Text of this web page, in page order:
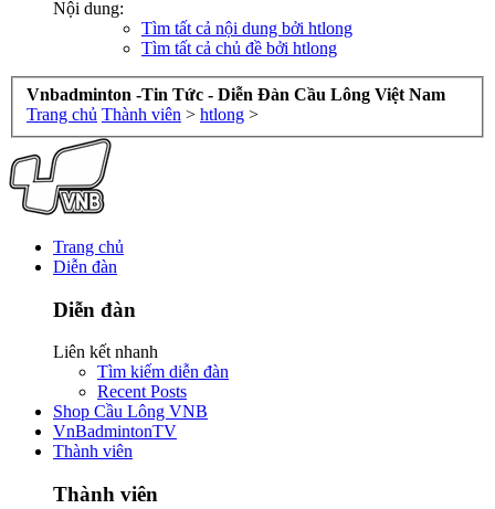
Nội dung:
Tìm tất cả nội dung bởi htlong
Tìm tất cả chủ đề bởi htlong
Vnbadminton -Tin Tức - Diễn Đàn Cầu Lông Việt Nam
Trang chủ Thành viên > htlong >
Trang chủ
Diễn đàn
Diễn đàn
Liên kết nhanh
Tìm kiếm diễn đàn
Recent Posts
Shop Cầu Lông VNB
VnBadmintonTV
Thành viên
Thành viên